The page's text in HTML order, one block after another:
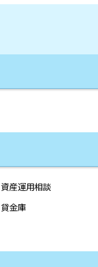
資産運用相談
貸金庫